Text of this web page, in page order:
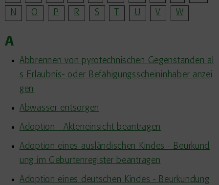
N
O P R S U V W
A
Abbrennen von pyrotechnischen Gegenständen al
s Erlaubnis- oder Befähigungsscheininhaber anzei
gen
Abwasser entsorgen
Adoption - Akteneinsicht beantragen
Adoption eines ausländischen Kindes - Beurkund
ung im Geburtenregister beantragen
Adoption eines deutschen Kindes - Beurkundung